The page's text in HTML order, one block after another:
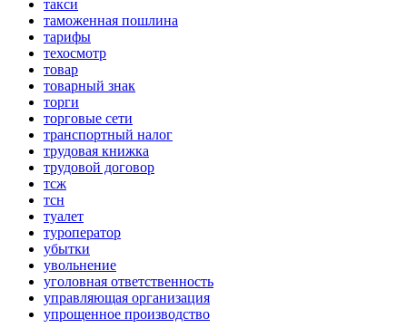
такси
таможенная пошлина
тарифы
техосмотр
товар
товарный знак
торги
торговые сети
транспортный налог
трудовая книжка
трудовой договор
тсж
тсн
туалет
туроператор
убытки
увольнение
уголовная ответственность
управляющая организация
упрощенное производство